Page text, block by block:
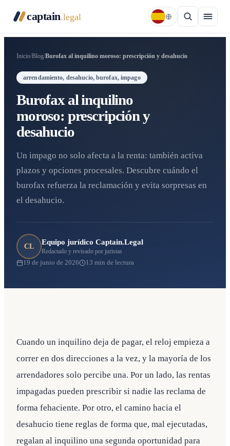
captain.legal
Inicio/Blog/Burofax al inquilino moroso: prescripción y desahucio
arrendamiento, desahucio, burofax, impago
Burofax al inquilino
moroso: prescripción y
desahucio
Un impago no solo afecta a la renta: también activa
plazos y opciones procesales. Descubre cuándo el
burofax refuerza la reclamación y evita sorpresas en
el desahucio.
CL
Equipo jurídico Captain.Legal
Redactado y revisado por juristas
19 de junio de 2026
13 min de lectura
Cuando un inquilino deja de pagar, el reloj empieza a
correr en dos direcciones a la vez, y la mayoría de los
arrendadores solo percibe una. Por un lado, las rentas
impagadas pueden prescribir si nadie las reclama de
forma fehaciente. Por otro, el camino hacia el
desahucio tiene reglas de forma que, mal ejecutadas,
regalan al inquilino una segunda oportunidad para